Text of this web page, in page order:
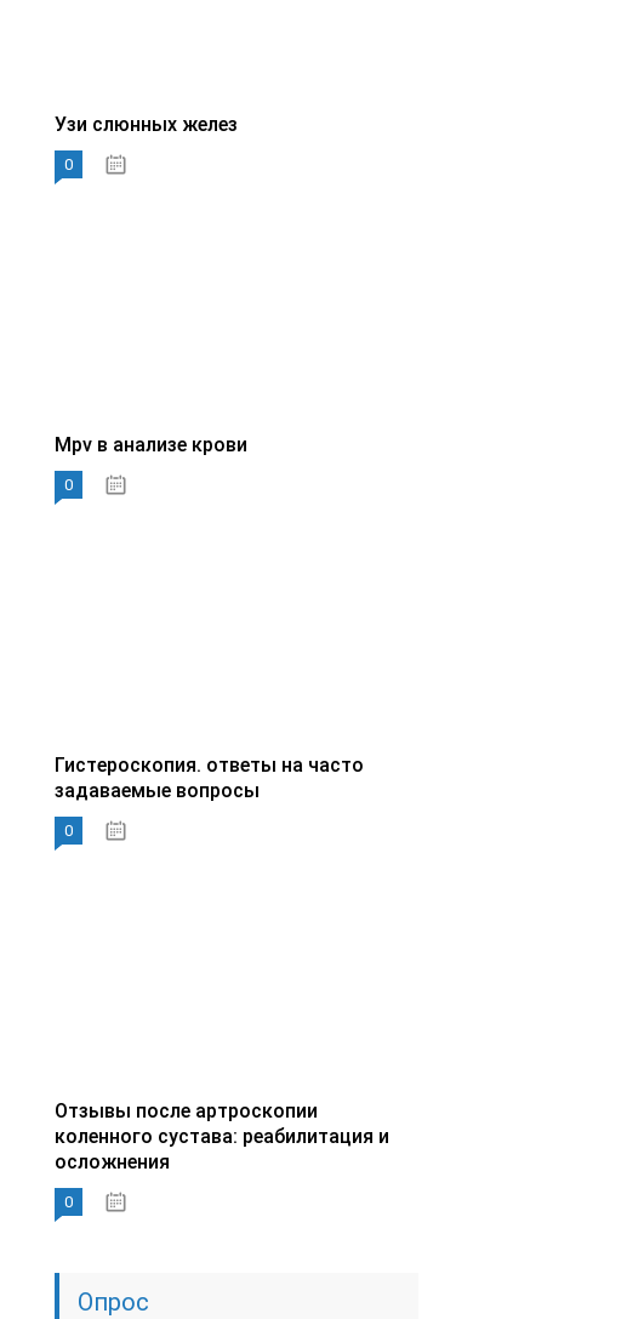
Узи слюнных желез
0
Mpv в анализе крови
0
Гистероскопия. ответы на часто
задаваемые вопросы
0
Отзывы после артроскопии
коленного сустава: реабилитация и
осложнения
0
Опрос